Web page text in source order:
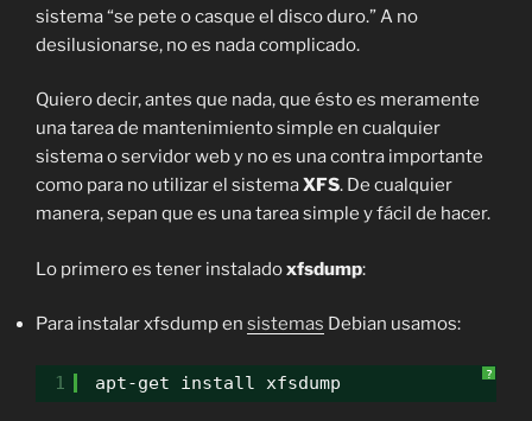
sistema “se pete o casque el disco duro.” A no
desilusionarse, no es nada complicado.
Quiero decir, antes que nada, que ésto es meramente
una tarea de mantenimiento simple en cualquier
sistema o servidor web y no es una contra importante
como para no utilizar el sistemaXFS. De cualquier
manera, sepan que es una tarea simple y fácil de hacer.
Lo primero es tener instaladoxfsdump:
Para instalar xfsdump en sistemas Debian usamos:
?
1 apt-get install xfsdump